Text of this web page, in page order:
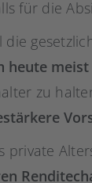
für die
die
heute
zu
private